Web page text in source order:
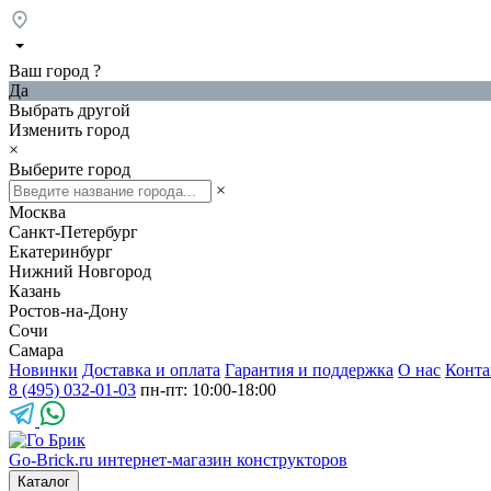
Ваш город ?
Да
Выбрать другой
Изменить город
×
Выберите город
×
Москва
Санкт-Петербург
Екатеринбург
Нижний Новгород
Казань
Ростов-на-Дону
Сочи
Самара
Новинки Доставка и оплата Гарантия и поддержка О нас
8 (495) 032-01-03 пн-пт: 10:00-18:00
Go-Brick.ru интернет-магазин конструкторов
Каталог